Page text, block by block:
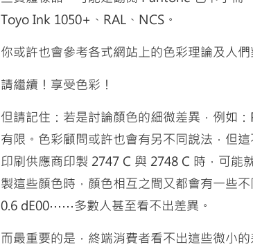
Toyo Ink 1050+、RAL、NCS。
你或許也會參考各式網站上的色彩理論及人
請繼續！享受色彩！
但請記住：若是討論顏色的細微差異，例如
有限。色彩顧問或許也會有另不同說法，但
印刷供應商印製 2747 C 與 2748 C 時，可能
製這些顏色時，顏色相互之間又都會有一些
0.6 dE00⋯⋯多數人甚至看不出差異。
而最重要的是，終端消費者看不出這些微小